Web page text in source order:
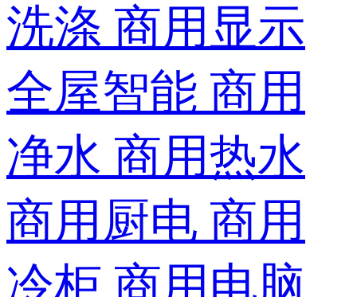
洗涤 商用显示
全屋智能 商用
净水 商用热水
商用厨电 商用
冷柜 商用电脑